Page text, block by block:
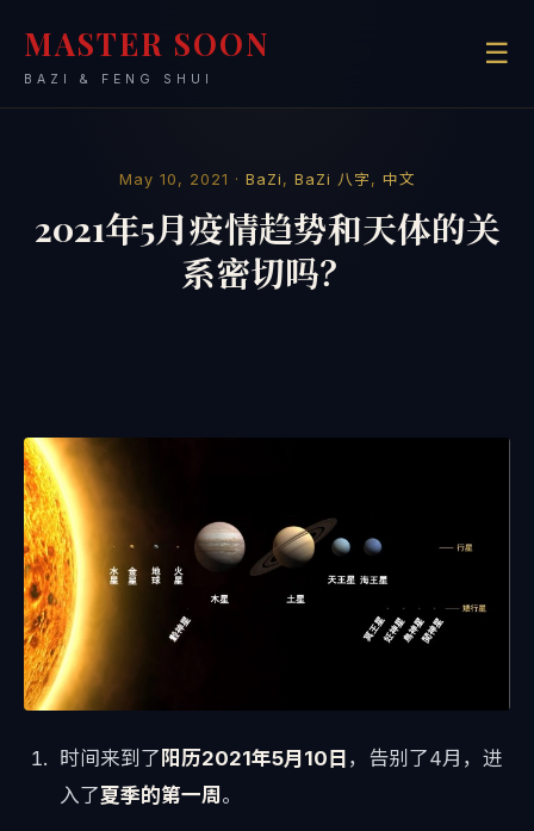
MASTER SOON
BAZI & FENG SHUI
☰
May 10, 2021 · BaZi , BaZi 八字 , 中文
2021年5月疫情趋势和天体的关
系密切吗？
时间来到了 阳历2021年5月10日 ，告别了4月，进
入了夏季的第一周 。